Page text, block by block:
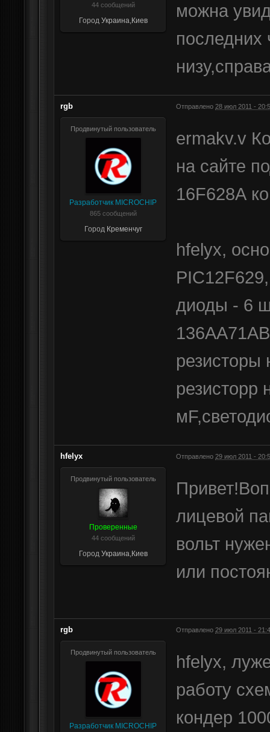
44 сообщений
Город Украина,Киев
можна
последних
rgb Отправлено 28 июл 2011 -
Продвинутый пользователь
Разработчик MICROCHIP
865 сообщений
Город Кременчуг
ermakv.v
на сайте
16F628А
hfelyx,
диоды - 6
резисторр
hfelyx Отправлено 29 июл 2011 -
Продвинутый пользователь
Проверенные
44 сообщений
Город Украина,Киев
лицевой
вольт
или
rgb Отправлено 29 июл 2011 -
Продвинутый пользователь
Разработчик MICROCHIP
hfelyx,
работу
кондер